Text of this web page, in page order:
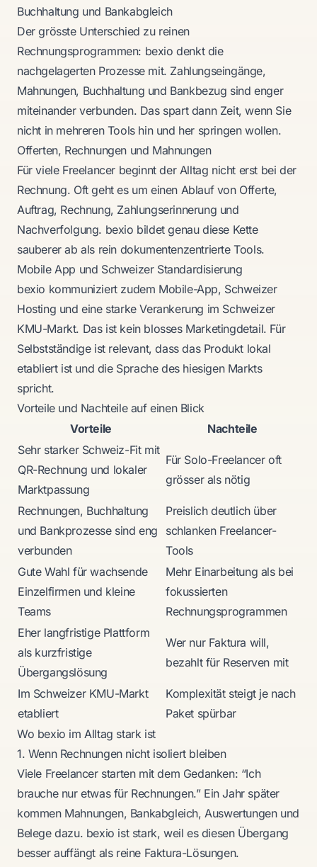
Buchhaltung und Bankabgleich
Der grösste Unterschied zu reinen
Rechnungsprogrammen: bexio denkt die
nachgelagerten Prozesse mit. Zahlungseingänge,
Mahnungen, Buchhaltung und Bankbezug sind enger
miteinander verbunden. Das spart dann Zeit, wenn Sie
nicht in mehreren Tools hin und her springen wollen.
Offerten, Rechnungen und Mahnungen
Für viele Freelancer beginnt der Alltag nicht erst bei der
Rechnung. Oft geht es um einen Ablauf von Offerte,
Auftrag, Rechnung, Zahlungserinnerung und
Nachverfolgung. bexio bildet genau diese Kette
sauberer ab als rein dokumentenzentrierte Tools.
Mobile App und Schweizer Standardisierung
bexio kommuniziert zudem Mobile-App, Schweizer
Hosting und eine starke Verankerung im Schweizer
KMU-Markt. Das ist kein blosses Marketingdetail. Für
Selbstständige ist relevant, dass das Produkt lokal
etabliert ist und die Sprache des hiesigen Markts
spricht.
Vorteile und Nachteile auf einen Blick
Vorteile
Nachteile
Sehr starker Schweiz-Fit mit
QR-Rechnung und lokaler
Marktpassung
Für Solo-Freelancer oft
grösser als nötig
Rechnungen, Buchhaltung
und Bankprozesse sind eng
verbunden
Preislich deutlich über
schlanken Freelancer-
Tools
Gute Wahl für wachsende
Einzelfirmen und kleine
Teams
Mehr Einarbeitung als bei
fokussierten
Rechnungsprogrammen
Eher langfristige Plattform
als kurzfristige
Übergangslösung
Wer nur Faktura will,
bezahlt für Reserven mit
Im Schweizer KMU-Markt
etabliert
Komplexität steigt je nach
Paket spürbar
Wo bexio im Alltag stark ist
1. Wenn Rechnungen nicht isoliert bleiben
Viele Freelancer starten mit dem Gedanken: “Ich
brauche nur etwas für Rechnungen.” Ein Jahr später
kommen Mahnungen, Bankabgleich, Auswertungen und
Belege dazu. bexio ist stark, weil es diesen Übergang
besser auffängt als reine Faktura-Lösungen.